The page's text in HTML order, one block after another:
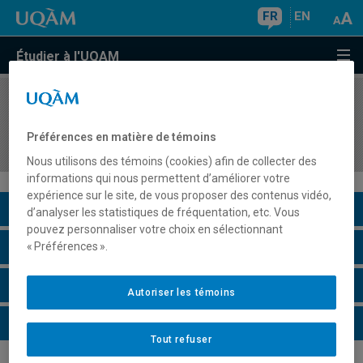
FR EN
Étudier à l'UQAM
COURS//
d'études
Description du cours
Horaire - Été 2026
Horaire - Automne 2026
Horaire - Hiver 2027
Préférences en matière de témoins
Nous utilisons des témoins (cookies) afin de collecter des
informations qui nous permettent d’améliorer votre
expérience sur le site, de vous proposer des contenus vidéo,
d’analyser les statistiques de fréquentation, etc. Vous
pouvez personnaliser votre choix en sélectionnant
« Préférences ».
Tout refuser
Autoriser les témoins